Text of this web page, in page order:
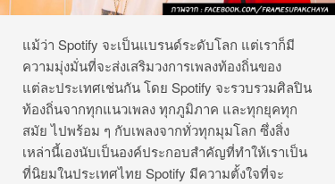
แม้ว่า Spotify จะเป็นแบรนด์ระดับโลก แต่เราก็มี
ความมุ่งมั่นที่จะส่งเสริมวงการเพลงท้องถิ่นของ
แต่ละประเทศเช่นกัน โดย Spotify จะรวบรวมศิลปิน
ท้องถิ่นจากทุกแนวเพลง ทุกภูมิภาค และทุกยุคทุก
สมัย ไปพร้อม ๆ กับเพลงจากทั่วทุกมุมโลก ซึ่งสิ่ง
เหล่านี้เองนับเป็นองค์ประกอบสำคัญที่ทำให้เราเป็น
ที่นิยมในประเทศไทย Spotify มีความตั้งใจที่จะ